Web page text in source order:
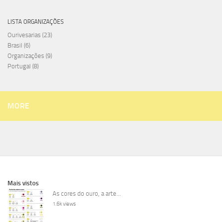
LISTA ORGANIZAÇÕES
Ourivesarias (23)
Brasil (6)
Organizações (9)
Portugal (8)
MORE
Mais vistos
As cores do ouro, a arte...
1.6k views